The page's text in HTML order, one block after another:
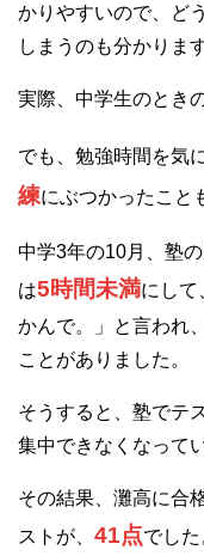
かりやすいので、ど
しまうのも分かります
実際、中学生のとき
でも、勉強時間を気
練にぶつかったこと
中学3年の10月、塾
は5時間未満にして
かんで。」と言われ
ことがありました。
そうすると、塾でテ
集中できなくなって
その結果、灘高に合
ストが、 41点でした